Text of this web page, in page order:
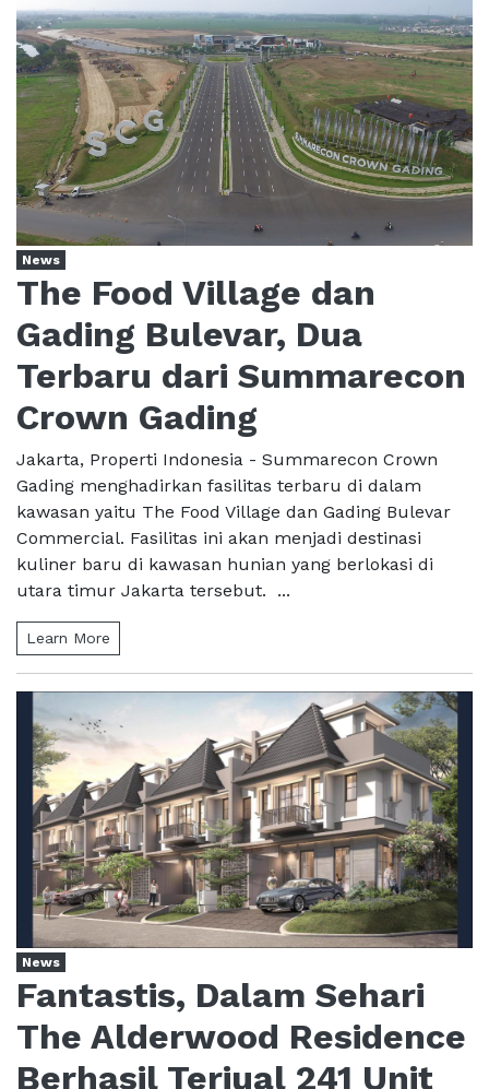
News
The Food Village dan
Gading Bulevar, Dua
Terbaru dari Summarecon
Crown Gading
Jakarta, Properti Indonesia - Summarecon Crown
Gading menghadirkan fasilitas terbaru di dalam
kawasan yaitu The Food Village dan Gading Bulevar
Commercial. Fasilitas ini akan menjadi destinasi
kuliner baru di kawasan hunian yang berlokasi di
utara timur Jakarta tersebut. ...
Learn More
News
Fantastis, Dalam Sehari
The Alderwood Residence
Berhasil Terjual 241 Unit